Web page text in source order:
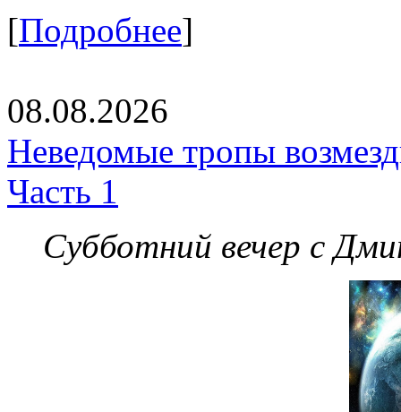
[Подробнее]
08.08.2026
Неведомые тропы
Часть 1
Субботний вечер с